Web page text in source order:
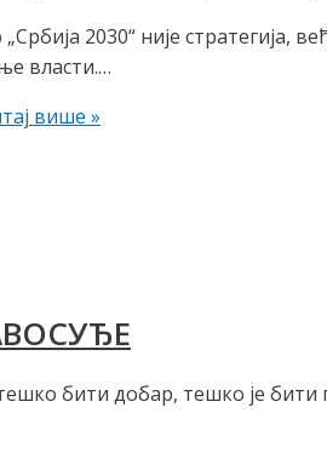
2030“ није стратегија,
власти.…
више »
бити добар, тешко је